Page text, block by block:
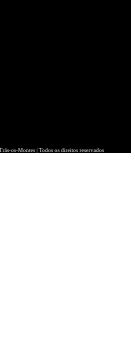
os-Montes | Todos os direitos reservados